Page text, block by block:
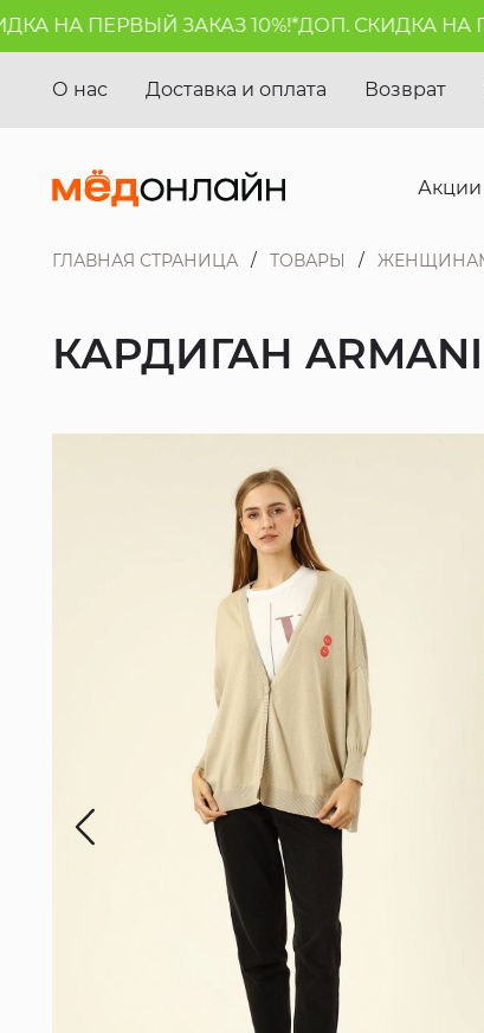
НА ПЕРВЫЙ ЗАКАЗ 10%!*ДОП. СКИДКА НА
О нас Доставка и оплата Возврат
Акции
ГЛАВНАЯ СТРАНИЦА ТОВАРЫ
КАРДИГАН ARMANI